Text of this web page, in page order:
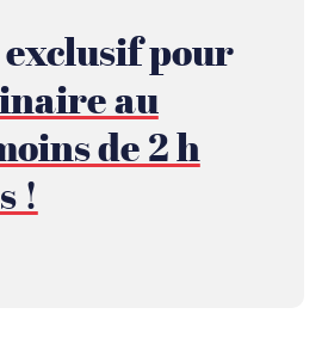
pour
au
de 2 h
!